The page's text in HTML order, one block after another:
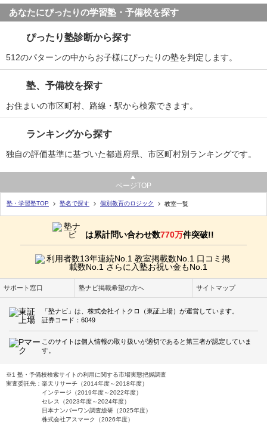
あなたにぴったりの学習塾・予備校を探す
ぴったり塾診断から探す
512のパターンの中からお子様にぴったりの塾を判定します。
塾、予備校を探す
お住まいの市区町村、路線・駅から検索できます。
ランキングから探す
独自の評価基準に基づいた都道府県、市区町村別ランキングです。
ページTOP
塾・学習塾TOP 塾名で探す 個別教育のロジック 教室一覧
は累計問い合わせ数770万件突破!!
サポート窓口 塾ナビ掲載希望の方へ サイトマップ
「塾ナビ」は、株式会社イトクロ（東証上場）が運営しています。
証券コード：6049
このサイトは個人情報の取り扱いが適切であると第三者が認定していま
す。
※1 塾・予備校検索サイトの利用に関する市場実態把握調査
実査委託先：楽天リサーチ（2014年度～2018年度）
インテージ（2019年度～2022年度）
セレス（2023年度～2024年度）
日本ナンバーワン調査総研（2025年度）
株式会社アスマーク（2026年度）